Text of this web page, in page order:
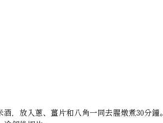
，放入蔥、薑片和八角一同去腥燉煮30分鐘。